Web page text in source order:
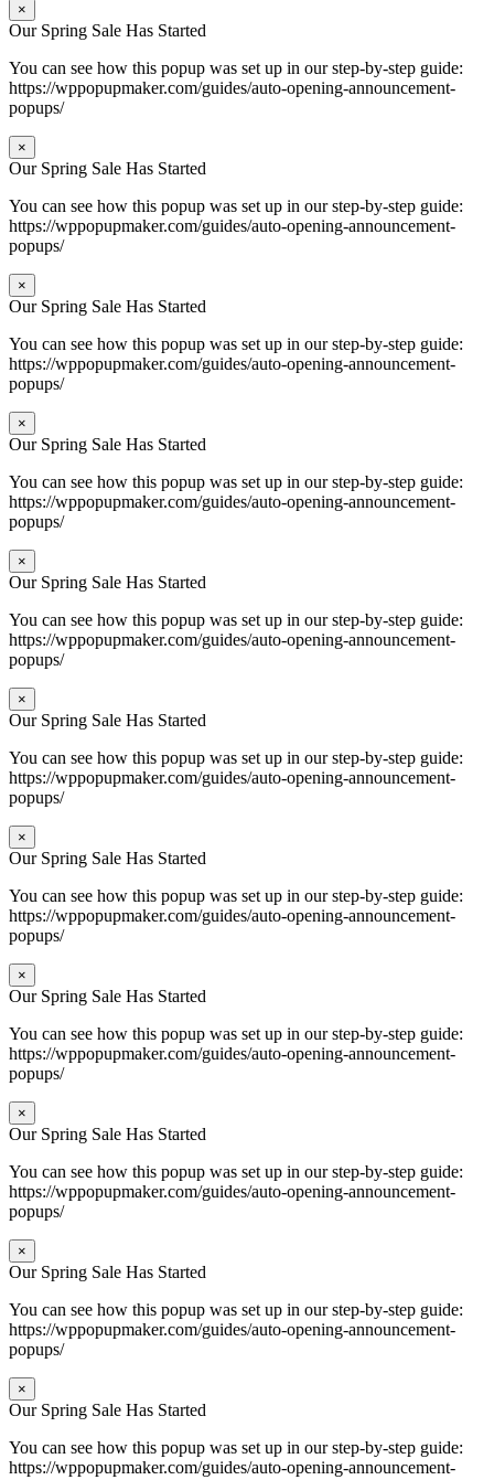
×
Our Spring Sale Has Started
You can see how this popup was set up in our step-by-step guide:
https://wppopupmaker.com/guides/auto-opening-announcement-
popups/
×
Our Spring Sale Has Started
You can see how this popup was set up in our step-by-step guide:
https://wppopupmaker.com/guides/auto-opening-announcement-
popups/
×
Our Spring Sale Has Started
You can see how this popup was set up in our step-by-step guide:
https://wppopupmaker.com/guides/auto-opening-announcement-
popups/
×
Our Spring Sale Has Started
You can see how this popup was set up in our step-by-step guide:
https://wppopupmaker.com/guides/auto-opening-announcement-
popups/
×
Our Spring Sale Has Started
You can see how this popup was set up in our step-by-step guide:
https://wppopupmaker.com/guides/auto-opening-announcement-
popups/
×
Our Spring Sale Has Started
You can see how this popup was set up in our step-by-step guide:
https://wppopupmaker.com/guides/auto-opening-announcement-
popups/
×
Our Spring Sale Has Started
You can see how this popup was set up in our step-by-step guide:
https://wppopupmaker.com/guides/auto-opening-announcement-
popups/
×
Our Spring Sale Has Started
You can see how this popup was set up in our step-by-step guide:
https://wppopupmaker.com/guides/auto-opening-announcement-
popups/
×
Our Spring Sale Has Started
You can see how this popup was set up in our step-by-step guide:
https://wppopupmaker.com/guides/auto-opening-announcement-
popups/
×
Our Spring Sale Has Started
You can see how this popup was set up in our step-by-step guide:
https://wppopupmaker.com/guides/auto-opening-announcement-
popups/
×
Our Spring Sale Has Started
You can see how this popup was set up in our step-by-step guide:
https://wppopupmaker.com/guides/auto-opening-announcement-